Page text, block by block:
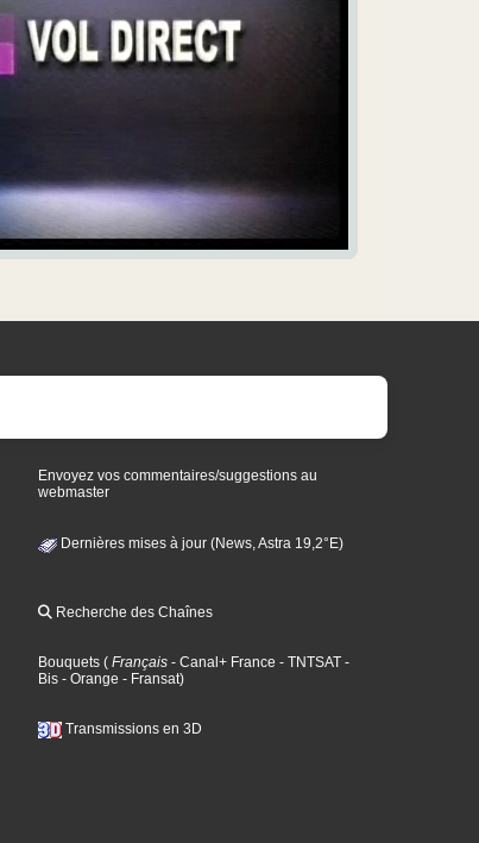
Envoyez vos commentaires/suggestions au
webmaster
Dernières mises à jour (News, Astra 19,2°E)
Recherche des Chaînes
Bouquets ( Français - Canal+ France - TNTSAT -
Bis - Orange - Fransat)
Transmissions en 3D